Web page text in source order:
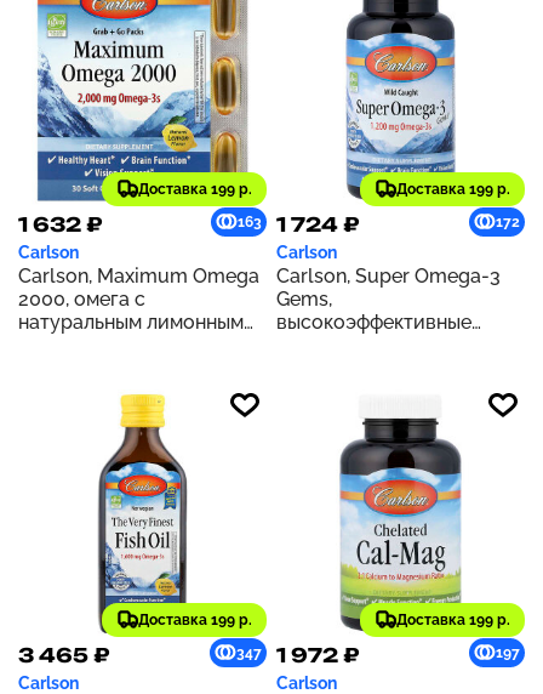
Доставка 199 р.
1 632 ₽ 163
Carlson
Carlson, Maximum Omega
2000, омега с
натуральным лимонным
Доставка 199 р.
1 724 ₽ 172
Carlson
Carlson, Super Omega-3
Gems,
высокоэффективные
Доставка 199 р.
3 465 ₽ 347
Carlson
Доставка 199 р.
1 972 ₽ 197
Carlson